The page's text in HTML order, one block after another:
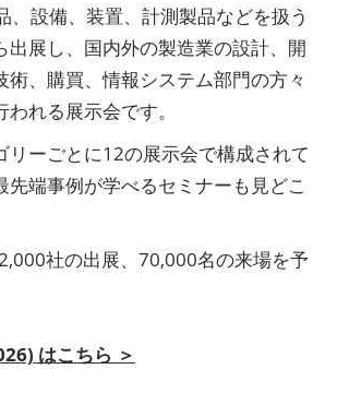
、設備、装置、計測製品などを扱う
出展し、国内外の製造業の設計、開
術、購買、情報システム部門の方々
れる展示会です。
リーごとに12の展示会で構成されて
先端事例が学べるセミナーも見どこ
社の出展、70,000名の来場を予
はこちら ＞